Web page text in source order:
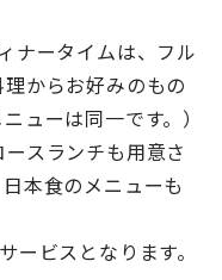
ナータイムは、フル
からお好みのもの
ューは同一です。）
スランチも用意さ
本食のメニューも
ビスとなります。